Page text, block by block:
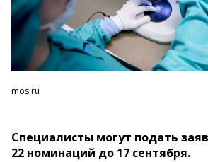
mos.ru
Специалисты могут подать
22 номинаций до 17 сентября.